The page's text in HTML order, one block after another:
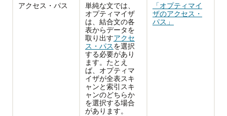
アクセス・パス
単純な文では、
オプティマイザ
は、結合文の各
表からデータを
取り出すアクセ
ス・パスを選択
する必要があり
ます。たとえ
ば、オプティマ
イザが全表スキ
ャンと索引スキ
ャンのどちらか
を選択する場合
があります。
「オプティマイ
ザのアクセス・
パス」